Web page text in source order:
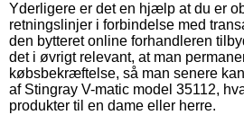
Yderligere er det en hjælp at du er
retningslinjer i forbindelse med
den bytteret online forhandleren
det i øvrigt relevant, at man
købsbekræftelse, så man senere
af Stingray V-matic model 35112,
produkter til en dame eller herre.